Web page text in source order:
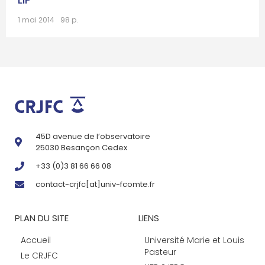
1 mai 2014 98 p.
45D avenue de l’observatoire
25030 Besançon Cedex
+33 (0)3 81 66 66 08
contact-crjfc[at]univ-fcomte.fr
PLAN DU SITE
Accueil
Le CRJFC
LIENS
Université Marie et Louis
Pasteur